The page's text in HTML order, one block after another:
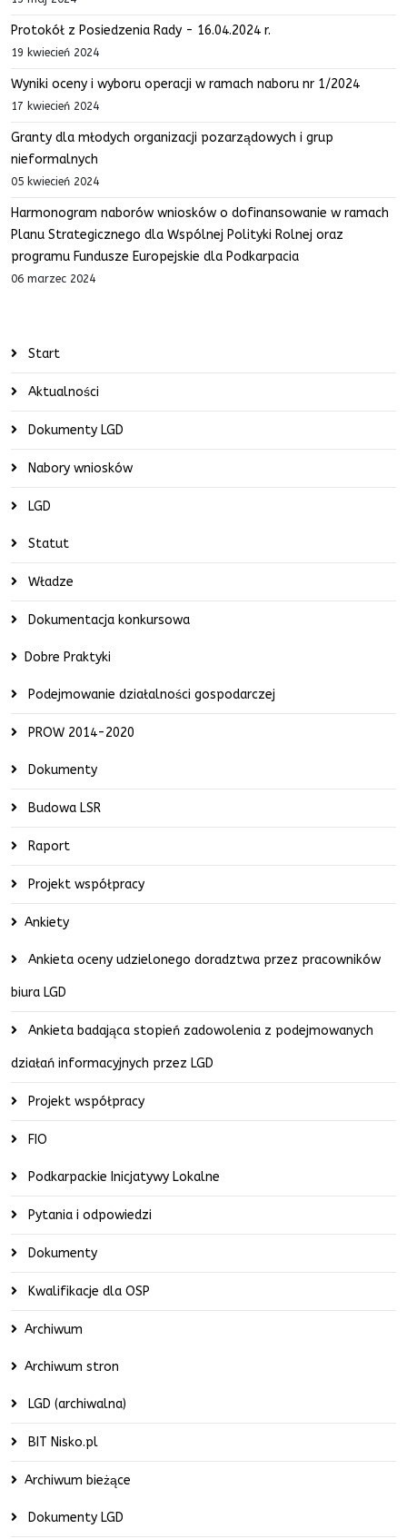
Protokół z Posiedzenia Rady - 16.04.2024 r.
19 kwiecień 2024
Wyniki oceny i wyboru operacji w ramach naboru nr 1/2024
17 kwiecień 2024
Granty dla młodych organizacji pozarządowych i grup
nieformalnych
05 kwiecień 2024
Harmonogram naborów wniosków o dofinansowanie w ramach
Planu Strategicznego dla Wspólnej Polityki Rolnej oraz
programu Fundusze Europejskie dla Podkarpacia
06 marzec 2024
Start
Aktualności
Dokumenty LGD
Nabory wniosków
LGD
Statut
Władze
Dokumentacja konkursowa
Dobre Praktyki
Podejmowanie działalności gospodarczej
PROW 2014-2020
Dokumenty
Budowa LSR
Raport
Projekt współpracy
Ankiety
Ankieta oceny udzielonego doradztwa przez pracowników
biura LGD
Ankieta badająca stopień zadowolenia z podejmowanych
działań informacyjnych przez LGD
Projekt współpracy
FIO
Podkarpackie Inicjatywy Lokalne
Pytania i odpowiedzi
Dokumenty
Kwalifikacje dla OSP
Archiwum
Archiwum stron
LGD (archiwalna)
BIT Nisko.pl
Archiwum bieżące
Dokumenty LGD